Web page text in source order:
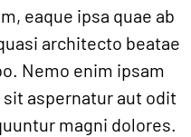
eaque ipsa quae ab
architecto beatae
Nemo enim ipsam
aspernatur aut odit
magni dolores.